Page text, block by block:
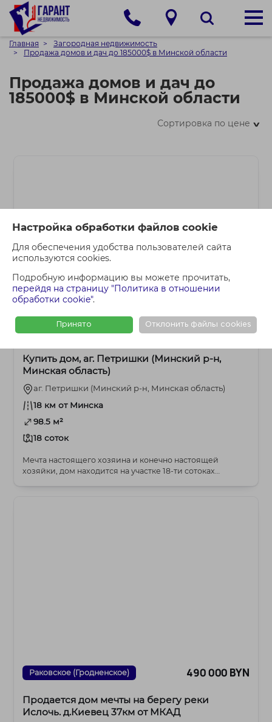
Настройка обработки файлов cookie
Для обеспечения удобства пользователей сайта
используются cookies.
Подробную информацию вы можете прочитать,
перейдя на страницу "Политика в отношении
обработки cookie".
Принято Отклонить файлы cookies
Главная
Загородная недвижимость
Продажа домов и дач до 185000$ в Минской области
Продажа домов и дач до
185000$ в Минской области
Сортировка по цене>
Молодечненское 406 994 BYN
Купить дом, аг. Петришки (Минский р-н,
Минская область)
аг. Петришки (Минский р-н, Минская область)
18 км от Минска
98.5 м²
18 соток
Мечта настоящего хозяина и конeчно настоящей
хозяйки, дом находится на участке 18-ти сотоках
Раковское (Гродненское) 490 000 BYN
Продается дом мечты на берегу реки
Ислочь. д.Киевец 37км от МКАД